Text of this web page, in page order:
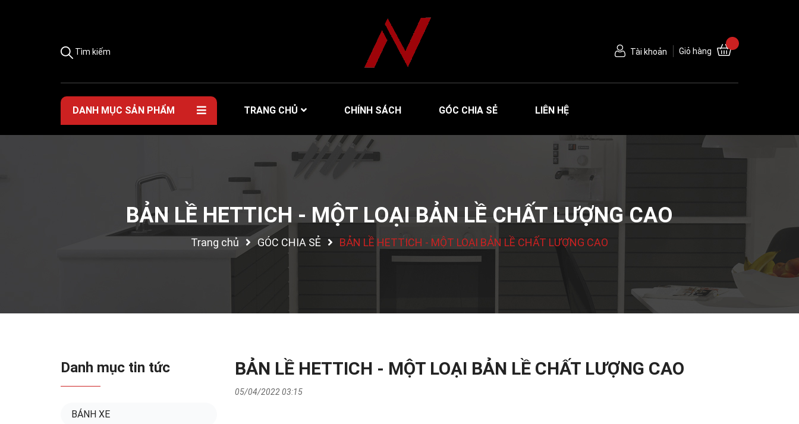
Tìm kiếm Tài khoản Giỏ hàng
DANH MỤC SẢN PHẨM TRANG CHỦ CHÍNH SÁCH GÓC CHIA SẺ LIÊN HỆ
BẢN LỀ HETTICH - MỘT LOẠI BẢN LỀ CHẤT LƯỢNG CAO
Trang chủ GÓC CHIA SẺ BẢN LỀ HETTICH - MỘT LOẠI BẢN LỀ CHẤT LƯỢNG CAO
BẢN LỀ HETTICH - MỘT LOẠI BẢN LỀ CHẤT LƯỢNG CAO
05/04/2022 03:15
Danh mục tin tức
BÁNH XE